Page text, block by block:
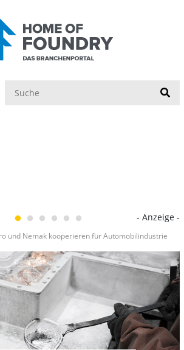
- Anzeige -
und Nemak kooperieren für Automobilindustrie